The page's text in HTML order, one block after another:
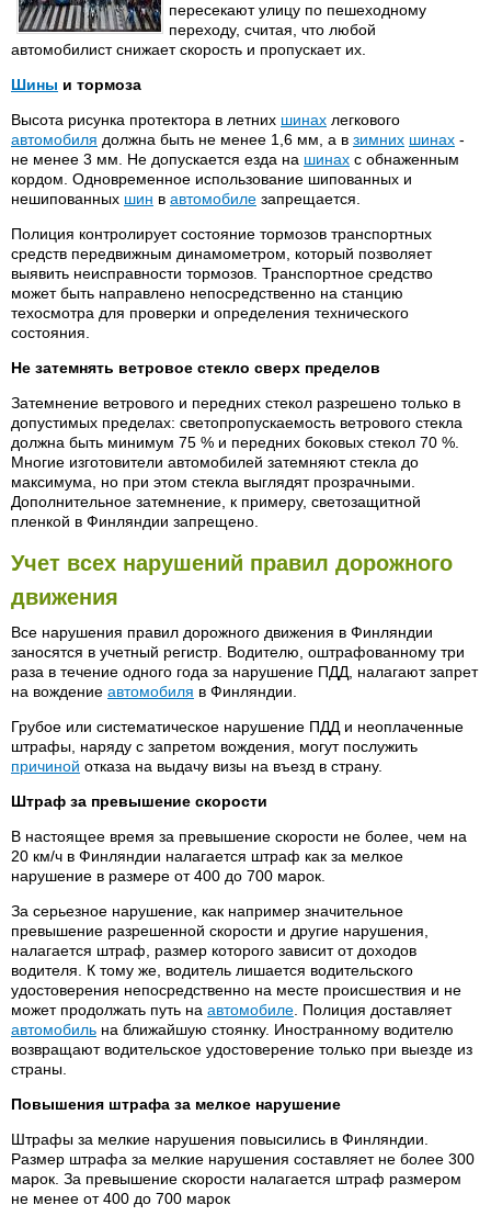
пересекают улицу по пешеходному
переходу, считая, что любой
автомобилист снижает скорость и пропускает их.
Шины и тормоза
Высота рисунка протектора в летних шинах легкового
автомобиля должна быть не менее 1,6 мм, а в зимних шинах -
не менее 3 мм. Не допускается езда на шинах с обнаженным
кордом. Одновременное использование шипованных и
нешипованных шин в автомобиле запрещается.
Полиция контролирует состояние тормозов транспортных
средств передвижным динамометром, который позволяет
выявить неисправности тормозов. Транспортное средство
может быть направлено непосредственно на станцию
техосмотра для проверки и определения технического
состояния.
Не затемнять ветровое стекло сверх пределов
Затемнение ветрового и передних стекол разрешено только в
допустимых пределах: светопропускаемость ветрового стекла
должна быть минимум 75 % и передних боковых стекол 70 %.
Многие изготовители автомобилей затемняют стекла до
максимума, но при этом стекла выглядят прозрачными.
Дополнительное затемнение, к примеру, светозащитной
пленкой в Финляндии запрещено.
Учет всех нарушений правил дорожного
движения
Все нарушения правил дорожного движения в Финляндии
заносятся в учетный регистр. Водителю, оштрафованному три
раза в течение одного года за нарушение ПДД, налагают запрет
на вождение автомобиля в Финляндии.
Грубое или систематическое нарушение ПДД и неоплаченные
штрафы, наряду с запретом вождения, могут послужить
причиной отказа на выдачу визы на въезд в страну.
Штраф за превышение скорости
В настоящее время за превышение скорости не более, чем на
20 км/ч в Финляндии налагается штраф как за мелкое
нарушение в размере от 400 до 700 марок.
За серьезное нарушение, как например значительное
превышение разрешенной скорости и другие нарушения,
налагается штраф, размер которого зависит от доходов
водителя. К тому же, водитель лишается водительского
удостоверения непосредственно на месте происшествия и не
может продолжать путь на автомобиле . Полиция доставляет
автомобиль на ближайшую стоянку. Иностранному водителю
возвращают водительское удостоверение только при выезде из
страны.
Повышения штрафа за мелкое нарушение
Штрафы за мелкие нарушения повысились в Финляндии.
Размер штрафа за мелкие нарушения составляет не более 300
марок. За превышение скорости налагается штраф размером
не менее от 400 до 700 марок